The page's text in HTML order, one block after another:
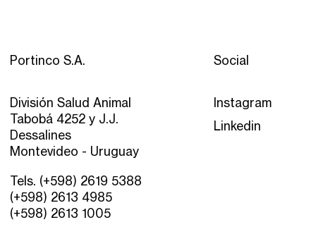
Portinco S.A.
División Salud Animal
Tabobá 4252 y J.J.
Dessalines
Montevideo - Uruguay
Tels. (+598) 2619 5388
(+598) 2613 4985
(+598) 2613 1005
Social
Instagram
Linkedin